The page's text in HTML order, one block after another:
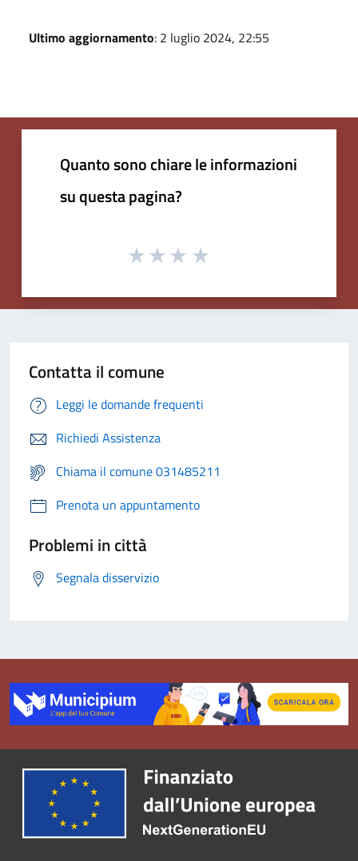
Ultimo aggiornamento: 2 luglio 2024, 22:55
Quanto sono chiare le informazioni
su questa pagina?
Contatta il comune
Leggi le domande frequenti
Richiedi Assistenza
Chiama il comune 031485211
Prenota un appuntamento
Problemi in città
Segnala disservizio